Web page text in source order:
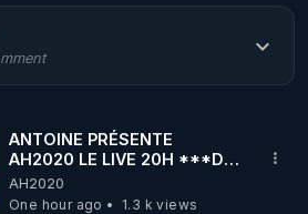
ANTOINE PRÉSENTE
AH2020 LE LIVE 20H ***DU
06/08/2026***
AH2020
One hour ago
1.3 k views